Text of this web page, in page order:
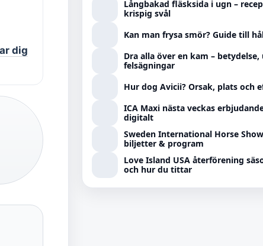
dig
Långbakad fläsksida i ugn –
krispig svål
Kan man frysa smör? Guide till
Dra alla över en kam –
felsägningar
Hur dog Avicii? Orsak, plats och
ICA Maxi nästa veckas
digitalt
Sweden International Horse
biljetter & program
Love Island USA återförening
och hur du tittar